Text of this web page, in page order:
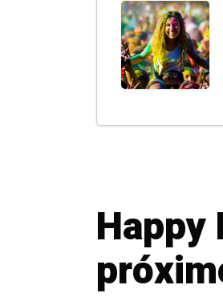
Happy